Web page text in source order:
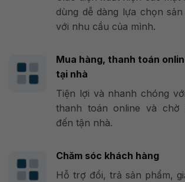
dùng dễ dàng lựa chọn
với nhu cầu của mình.
Mua hàng, thanh toán
tại nhà
Tiện lợi và nhanh chóng
thanh toán online và chờ
đến tận nhà.
Chăm sóc khách hàng
Hỗ trợ đổi, trả sản phẩm,